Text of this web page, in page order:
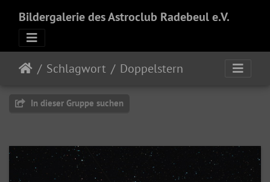
Bildergalerie des Astroclub Radebeul e.V.
Schlagwort Doppelstern
In dieser Gruppe suchen